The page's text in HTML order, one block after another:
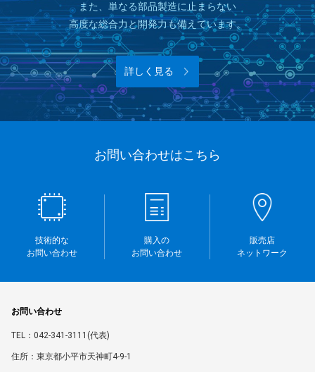
また、単なる部品製造に止まらない
高度な総合力と開発力も備えています。
詳しく見る
お問い合わせはこちら
技術的な
お問い合わせ
購入の
お問い合わせ
販売店
ネットワーク
お問い合わせ
TEL：042-341-3111(代表)
住所：東京都小平市天神町4-9-1